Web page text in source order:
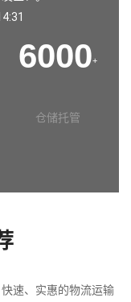
6000+
仓储托管
速、实惠的物流运输